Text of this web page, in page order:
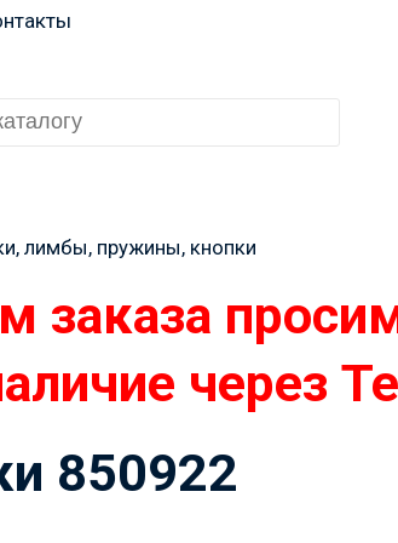
лимбы, пружины, кнопки
850922